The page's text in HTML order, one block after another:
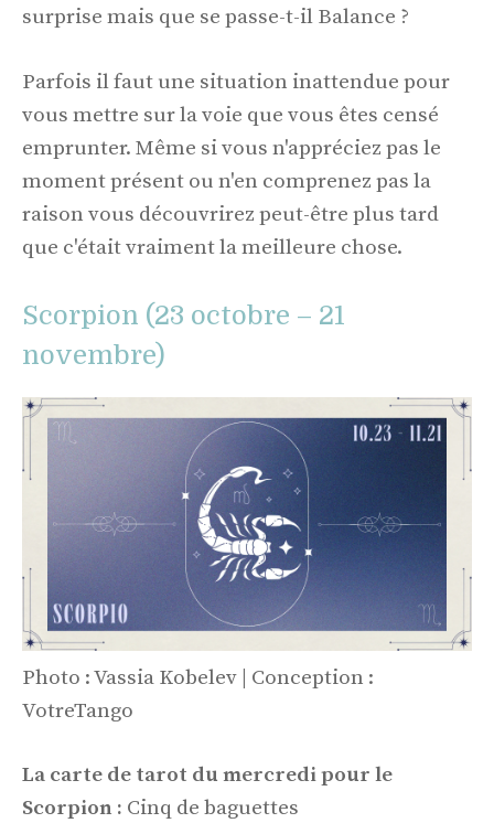
surprise mais que se passe-t-il Balance ?
Parfois il faut une situation inattendue pour
vous mettre sur la voie que vous êtes censé
emprunter. Même si vous n'appréciez pas le
moment présent ou n'en comprenez pas la
raison vous découvrirez peut-être plus tard
que c'était vraiment la meilleure chose.
Scorpion (23 octobre – 21
novembre)
Photo : Vassia Kobelev | Conception :
VotreTango
La carte de tarot du mercredi pour le
Scorpion : Cinq de baguettes